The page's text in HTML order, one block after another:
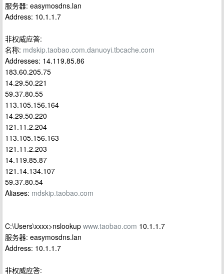
服务器: easymosdns.lan
Address: 10.1.1.7
非权威应答:
名称: mdskip.taobao.com.danuoyi.tbcache.com
Addresses: 14.119.85.86
183.60.205.75
14.29.50.221
59.37.80.55
113.105.156.164
14.29.50.220
121.11.2.204
113.105.156.163
121.11.2.203
14.119.85.87
121.14.134.107
59.37.80.54
Aliases: mdskip.taobao.com
C:\Users\xxxx>nslookup www.taobao.com 10.1.1.7
服务器: easymosdns.lan
Address: 10.1.1.7
非权威应答: